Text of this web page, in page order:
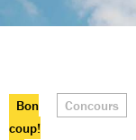
Bon
coup!
Concours